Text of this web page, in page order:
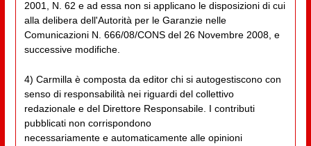
2001, N. 62 e ad essa non si applicano le disposizioni di cui
alla delibera dell'Autorità per le Garanzie nelle
Comunicazioni N. 666/08/CONS del 26 Novembre 2008, e
successive modifiche.
4) Carmilla è composta da editor chi si autogestiscono con
senso di responsabilità nei riguardi del collettivo
redazionale e del Direttore Responsabile. I contributi
pubblicati non corrispondono
necessariamente e automaticamente alle opinioni